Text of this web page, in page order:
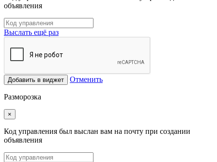
объявления
Выслать ещё раз
Добавить в виджет Отменить
Разморозка
×
Код управления был выслан вам на почту при создании
объявления